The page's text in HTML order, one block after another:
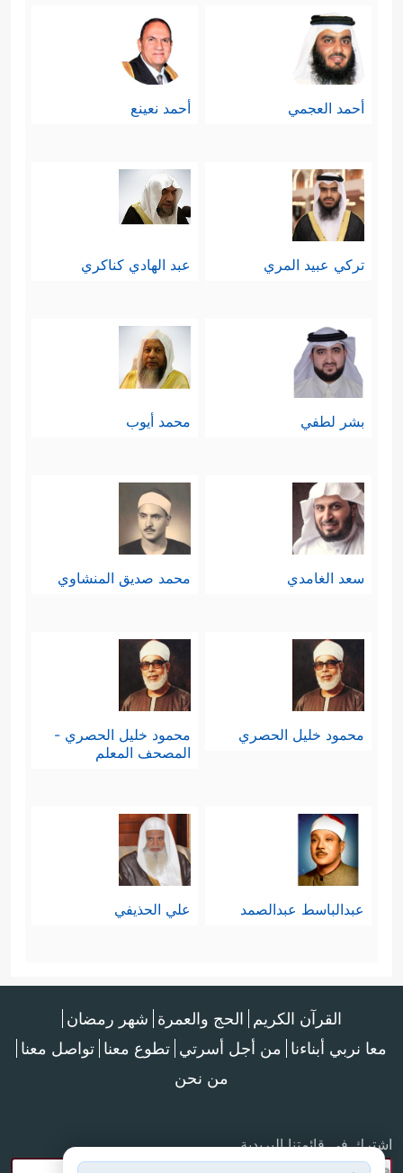
أحمد العجمي أحمد نعينع
تركي عبيد المري عبد الهادي كناكري
بشر لطفي محمد أيوب
سعد الغامدي محمد صديق المنشاوي
محمود خليل الحصري
محمود خليل الحصري -
المصحف المعلم
عبدالباسط عبدالصمد علي الحذيفي
القرآن الكريم الحج والعمرة شهر رمضان
معا نربي أبناءنا من أجل أسرتي تطوع معنا تواصل معنا
من نحن
اشترك في قائمتنا البريدية